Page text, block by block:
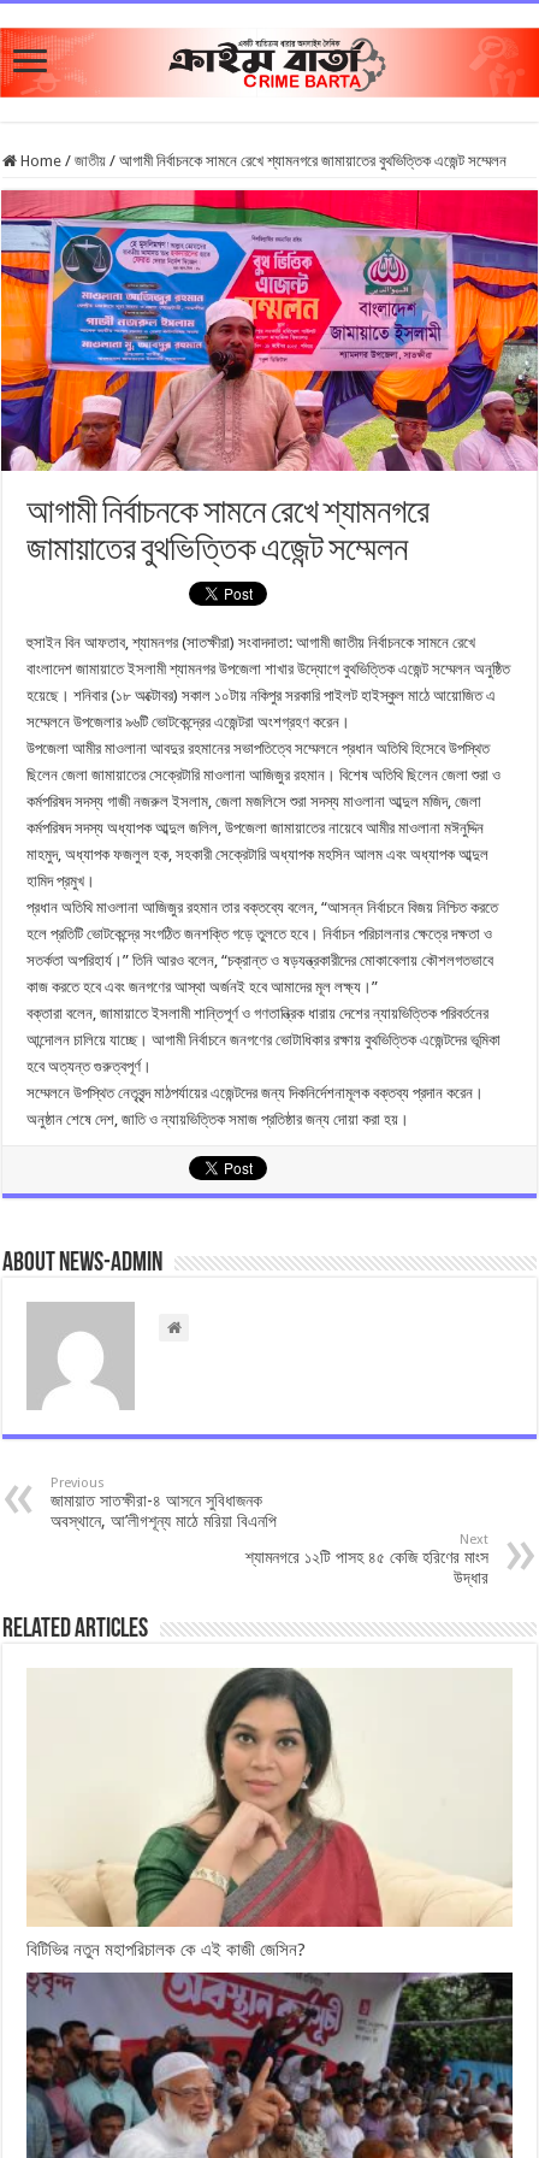
Home / জাতীয় / আগামী নির্বাচনকে সামনে রেখে শ্যামনগরে জামায়াতের বুথভিত্তিক এজেন্ট সম্মেলন
আগামী নির্বাচনকে সামনে রেখে শ্যামনগরে
জামায়াতের বুথভিত্তিক এজেন্ট সম্মেলন
হুসাইন বিন আফতাব, শ্যামনগর (সাতক্ষীরা) সংবাদদাতা: আগামী জাতীয় নির্বাচনকে সামনে রেখে
বাংলাদেশ জামায়াতে ইসলামী শ্যামনগর উপজেলা শাখার উদ্যোগে বুথভিত্তিক এজেন্ট সম্মেলন অনুষ্ঠিত
হয়েছে। শনিবার (১৮ অক্টোবর) সকাল ১০টায় নকিপুর সরকারি পাইলট হাইস্কুল মাঠে আয়োজিত এ
সম্মেলনে উপজেলার ৯৬টি ভোটকেন্দ্রের এজেন্টরা অংশগ্রহণ করেন।
উপজেলা আমীর মাওলানা আবদুর রহমানের সভাপতিত্বে সম্মেলনে প্রধান অতিথি হিসেবে উপস্থিত
ছিলেন জেলা জামায়াতের সেক্রেটারি মাওলানা আজিজুর রহমান। বিশেষ অতিথি ছিলেন জেলা শুরা ও
কর্মপরিষদ সদস্য গাজী নজরুল ইসলাম, জেলা মজলিসে শুরা সদস্য মাওলানা আব্দুল মজিদ, জেলা
কর্মপরিষদ সদস্য অধ্যাপক আব্দুল জলিল, উপজেলা জামায়াতের নায়েবে আমীর মাওলানা মঈনুদ্দিন
মাহমুদ, অধ্যাপক ফজলুল হক, সহকারী সেক্রেটারি অধ্যাপক মহসিন আলম এবং অধ্যাপক আব্দুল
হামিদ প্রমুখ।
প্রধান অতিথি মাওলানা আজিজুর রহমান তার বক্তব্যে বলেন, “আসন্ন নির্বাচনে বিজয় নিশ্চিত করতে
হলে প্রতিটি ভোটকেন্দ্রে সংগঠিত জনশক্তি গড়ে তুলতে হবে। নির্বাচন পরিচালনার ক্ষেত্রে দক্ষতা ও
সতর্কতা অপরিহার্য।” তিনি আরও বলেন, “চক্রান্ত ও ষড়যন্ত্রকারীদের মোকাবেলায় কৌশলগতভাবে
কাজ করতে হবে এবং জনগণের আস্থা অর্জনই হবে আমাদের মূল লক্ষ্য।”
বক্তারা বলেন, জামায়াতে ইসলামী শান্তিপূর্ণ ও গণতান্ত্রিক ধারায় দেশের ন্যায়ভিত্তিক পরিবর্তনের
আন্দোলন চালিয়ে যাচ্ছে। আগামী নির্বাচনে জনগণের ভোটাধিকার রক্ষায় বুথভিত্তিক এজেন্টদের ভূমিকা
হবে অত্যন্ত গুরুত্বপূর্ণ।
সম্মেলনে উপস্থিত নেতৃবৃন্দ মাঠপর্যায়ের এজেন্টদের জন্য দিকনির্দেশনামূলক বক্তব্য প্রদান করেন।
অনুষ্ঠান শেষে দেশ, জাতি ও ন্যায়ভিত্তিক সমাজ প্রতিষ্ঠার জন্য দোয়া করা হয়।
About news-admin
Previous
জামায়াত সাতক্ষীরা-৪ আসনে সুবিধাজনক
অবস্থানে, আ’লীগশূন্য মাঠে মরিয়া বিএনপি
Next
শ্যামনগরে ১২টি পাসহ ৪৫ কেজি হরিণের মাংস
উদ্ধার
Related Articles
বিটিভির নতুন মহাপরিচালক কে এই কাজী জেসিন?